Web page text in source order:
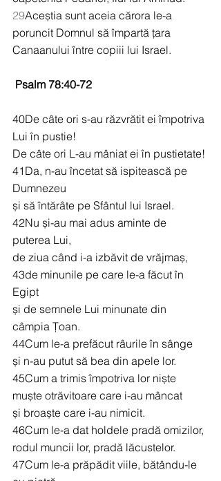
29Aceștia sunt aceia cărora le-a
poruncit Domnul să împartă țara
Canaanului între copiii lui Israel.
Psalm 78:40-72
40De câte ori s-au răzvrătit ei împotriva
Lui în pustie!
De câte ori L-au mâniat ei în pustietate!
41Da, n-au încetat să ispitească pe
Dumnezeu
și să întărâte pe Sfântul lui Israel.
42Nu și-au mai adus aminte de
puterea Lui,
de ziua când i-a izbăvit de vrăjmaș,
43de minunile pe care le-a făcut în
Egipt
și de semnele Lui minunate din
câmpia Țoan.
44Cum le-a prefăcut râurile în sânge
și n-au putut să bea din apele lor.
45Cum a trimis împotriva lor niște
muște otrăvitoare care i-au mâncat
și broaște care i-au nimicit.
46Cum le-a dat holdele pradă omizilor,
rodul muncii lor, pradă lăcustelor.
47Cum le-a prăpădit viile, bătându-le